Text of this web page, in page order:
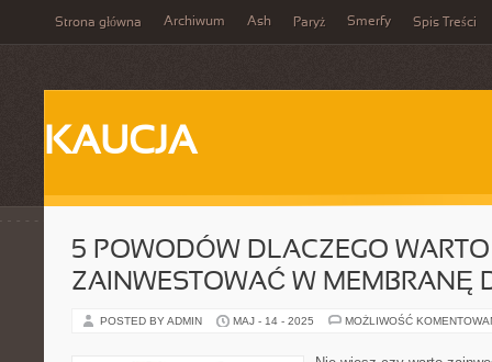
Strona główna Archiwum Ash Paryż Smerfy Spis Treści
KAUCJA
5 POWODÓW DLACZEGO WARTO
ZAINWESTOWAĆ W MEMBRANĘ
POSTED BY ADMIN MAJ - 14 - 2025 MOŻLIWOŚĆ